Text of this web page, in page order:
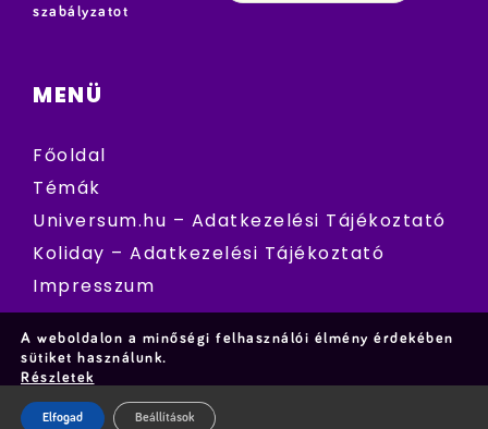
szabályzatot
MENÜ
Főoldal
Témák
Universum.hu – Adatkezelési Tájékoztató
Koliday – Adatkezelési Tájékoztató
Impresszum
A weboldalon a minőségi felhasználói élmény érdekében
sütiket használunk.
Részletek
Elfogad Beállítások